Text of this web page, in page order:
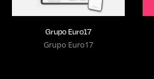
Grupo Euro17
Grupo Euro17